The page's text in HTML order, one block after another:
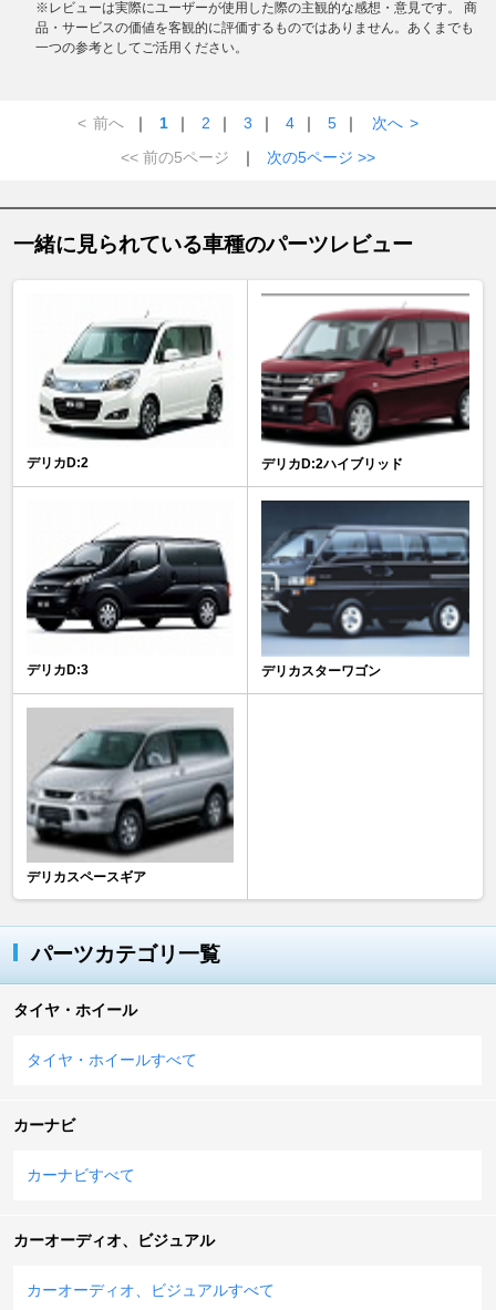
※レビューは実際にユーザーが使用した際の主観的な感想・意見です。 商
品・サービスの価値を客観的に評価するものではありません。あくまでも
一つの参考としてご活用ください。
< 前へ ｜ 1 ｜ 2 ｜ 3 ｜ 4 ｜ 5 ｜ 次へ >
<< 前の5ページ
｜ 次の5ページ >>
一緒に見られている車種のパーツレビュー
デリカD:2 デリカD:2ハイブリッド
デリカD:3 デリカスターワゴン
デリカスペースギア
パーツカテゴリ一覧
タイヤ・ホイール
タイヤ・ホイールすべて
カーナビ
カーナビすべて
カーオーディオ、ビジュアル
カーオーディオ、ビジュアルすべて